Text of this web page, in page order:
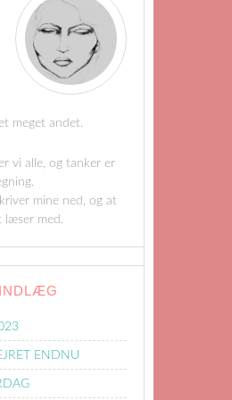
meget andet.
vi alle, og tanker er
mine ned, og at
læser med.
ENDNU